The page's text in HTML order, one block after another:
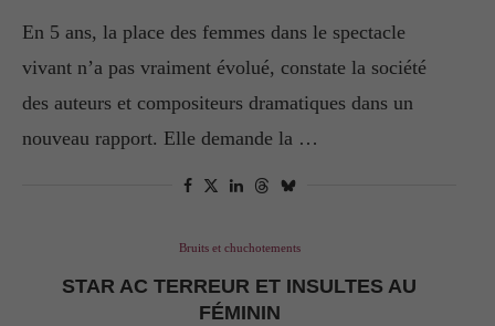
En 5 ans, la place des femmes dans le spectacle
vivant n’a pas vraiment évolué, constate la société
des auteurs et compositeurs dramatiques dans un
nouveau rapport. Elle demande la …
Bruits et chuchotements
STAR AC TERREUR ET INSULTES AU
FÉMININ